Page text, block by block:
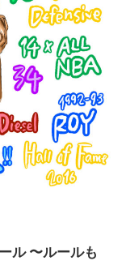
ル 〜ルールも